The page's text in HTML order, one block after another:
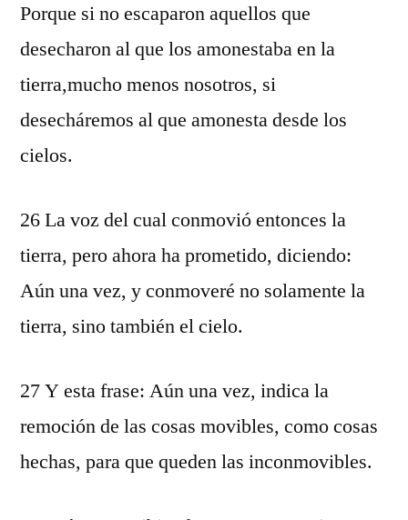
Porque si no escaparon aquellos que
desecharon al que los amonestaba en la
tierra,mucho menos nosotros, si
desecháremos al que amonesta desde los
cielos.
26 La voz del cual conmovió entonces la
tierra, pero ahora ha prometido, diciendo:
Aún una vez, y conmoveré no solamente la
tierra, sino también el cielo.
27 Y esta frase: Aún una vez, indica la
remoción de las cosas movibles, como cosas
hechas, para que queden las inconmovibles.